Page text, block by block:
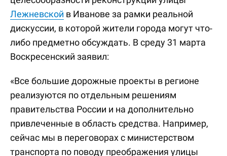
Лежневской в Иванове за рамки реальной
дискуссии, в которой жители города могут что-
либо предметно обсуждать. В среду 31 марта
Воскресенский заявил:
«Все большие дорожные проекты в регионе
реализуются по отдельным решениям
правительства России и на дополнительно
привлеченные в область средства. Например,
сейчас мы в переговорах с министерством
транспорта по поводу преображения улицы